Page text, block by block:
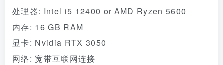
处理器: Intel i5 12400 or AMD Ryzen 5600
内存: 16 GB RAM
显卡: Nvidia RTX 3050
网络: 宽带互联网连接